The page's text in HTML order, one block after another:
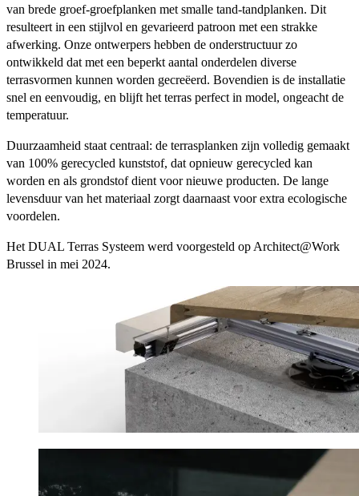
van brede groef-groefplanken met smalle tand-tandplanken. Dit
resulteert in een stijlvol en gevarieerd patroon met een strakke
afwerking. Onze ontwerpers hebben de onderstructuur zo
ontwikkeld dat met een beperkt aantal onderdelen diverse
terrasvormen kunnen worden gecreëerd. Bovendien is de installatie
snel en eenvoudig, en blijft het terras perfect in model, ongeacht de
temperatuur.
Duurzaamheid staat centraal: de terrasplanken zijn volledig gemaakt
van 100% gerecycled kunststof, dat opnieuw gerecycled kan
worden en als grondstof dient voor nieuwe producten. De lange
levensduur van het materiaal zorgt daarnaast voor extra ecologische
voordelen.
Het DUAL Terras Systeem werd voorgesteld op Architect@Work
Brussel in mei 2024.